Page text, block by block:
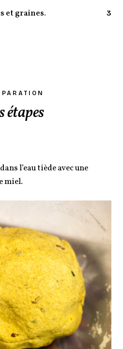
et graines. 3
étapes
l’eau tiède avec une
miel.